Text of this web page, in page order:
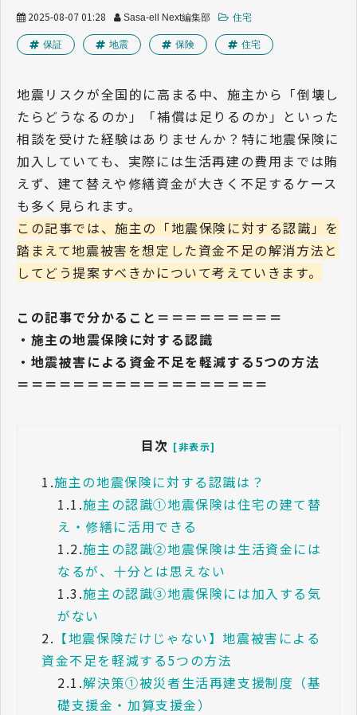
2025-08-07 01:28 Sasa-ell Next編集部 住宅
保証 地震 保険 住宅
地震リスクが全国的に高まる中、施主から「倒壊し
たらどうなるのか」「補償は足りるのか」といった
相談を受けた経験はありませんか？特に地震保険に
加入していても、実際には生活再建の費用までは賄
えず、建て替えや修繕資金が大きく不足するケース
も多く見られます。
この記事では、施主の「地震保険に対する認識」を
踏まえて地震被害を想定した資金不足の解消方法と
してどう提案すべきかについて考えていきます。
この記事で分かること＝＝＝＝＝＝＝＝＝
・施主の地震保険に対する認識
・地震被害による資金不足を軽減する5つの方法
＝＝＝＝＝＝＝＝＝＝＝＝＝＝＝＝＝＝
目次 [非表示]
1.施主の地震保険に対する認識は？
1.1.施主の認識①地震保険は住宅の建て替
え・修繕に活用できる
1.2.施主の認識②地震保険は生活資金には
なるが、十分とは思えない
1.3.施主の認識③地震保険には加入する気
がない
2. 【地震保険だけじゃない】地震被害による
資金不足を軽減する5つの方法
2.1.解決策①被災者生活再建支援制度（基
礎支援金・加算支援金）